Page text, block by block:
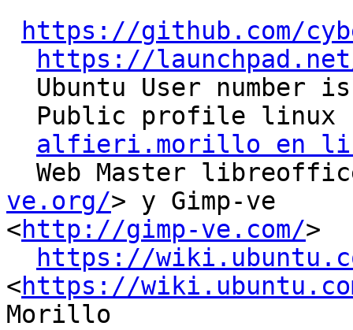
https://github.com/
https://
alfieri.morillo en
Web Master
ve.org/> y Gimp-ve
<http://gimp-ve.com/>
https://
<https://
Morillo